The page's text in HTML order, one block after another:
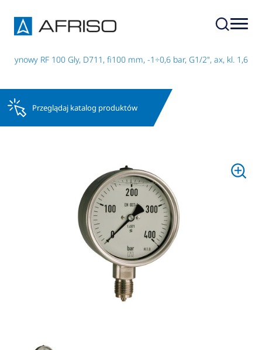
RF 100 Gly, D711, fi100 mm, -1÷0,6 bar, G1/2", ax, kl. 1,6
Przeglądaj katalog produktów